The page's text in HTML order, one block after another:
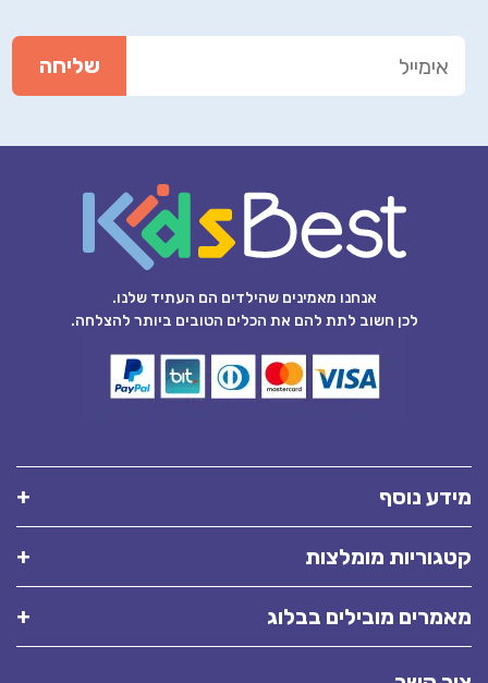
אנחנו מאמינים שהילדים הם העתיד שלנו.
לכן חשוב לתת להם את הכלים הטובים ביותר להצלחה.
מידע נוסף
קטגוריות מומלצות
מאמרים מובילים בבלוג